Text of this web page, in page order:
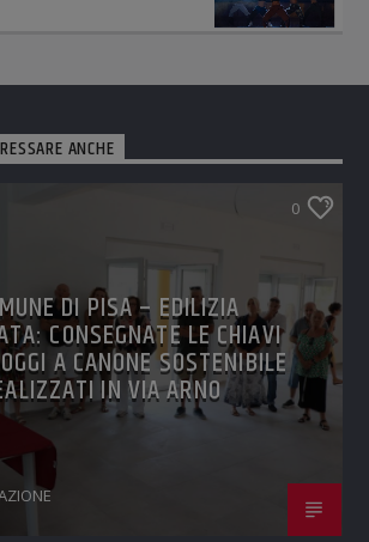
ANCHE
0
DI PISA – EDILIZIA
CONSEGNATE LE CHIAVI
A CANONE SOSTENIBILE
IN VIA ARNO